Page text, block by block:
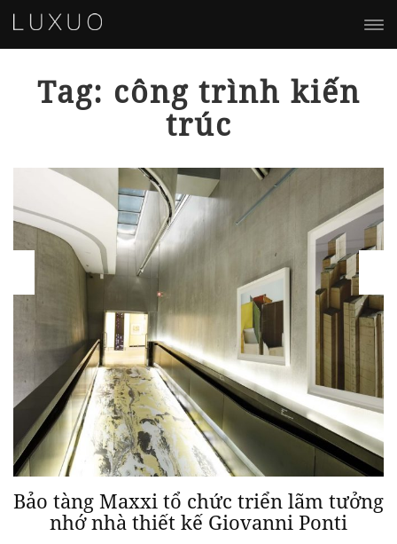
Tag: công trình kiến
trúc
Bảo tàng Maxxi tổ chức triển lãm tưởng
nhớ nhà thiết kế Giovanni Ponti